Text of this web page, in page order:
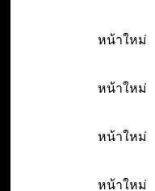
หน้าใหม่
หน้าใหม่
หน้าใหม่
หน้าใหม่